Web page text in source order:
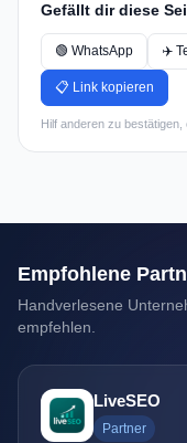
Gefällt dir diese
🟢 WhatsApp ✈️
📋 Link kopieren
Hilf anderen zu bestätigen,
Empfohlene
Handverlesene
empfehlen.
LiveSEO
Partner